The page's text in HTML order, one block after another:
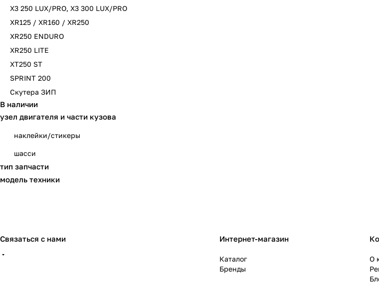
X3 250 LUX/PRO, X3 300 LUX/PRO
XR125 / XR160 / XR250
XR250 ENDURO
XR250 LITE
XT250 ST
SPRINT 200
Скутера ЗИП
В наличии
узел двигателя и части кузова
наклейки/стикеры
шасси
тип запчасти
модель техники
Связаться с нами Интернет-магазин
Каталог
Бренды
О